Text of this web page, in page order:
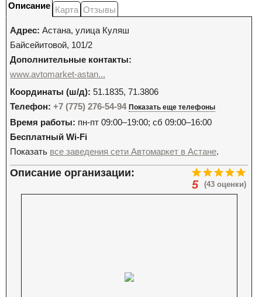
Описание Карта Отзывы
Адрес: Астана, улица Куляш
Байсейитовой, 101/2
Дополнительные контакты:
www.avtomarket-astan...
Координаты (ш/д): 51.1835, 71.3806
Телефон: +7 (775) 276-54-94 Показать еще телефоны
Время работы: пн-пт 09:00–19:00; сб 09:00–16:00
Бесплатный Wi-Fi
Показать все заведения сети Автомаркет в Астане.
(43 оценки)
5
Описание организации: